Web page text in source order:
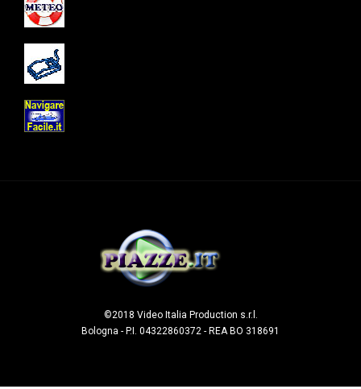
©2018 Video Italia Production s.r.l.
Bologna - P.I. 04322860372 - REA BO 318691